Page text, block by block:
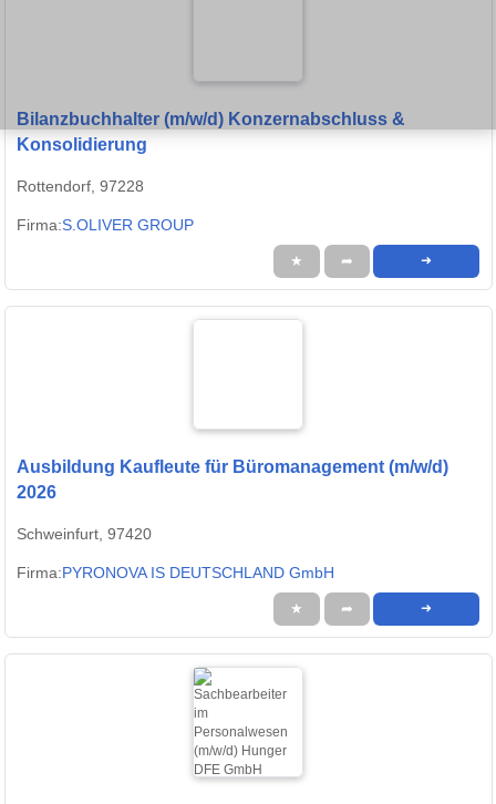
Bilanzbuchhalter (m/w/d) Konzernabschluss &
Konsolidierung
Rottendorf, 97228
Firma:S.OLIVER GROUP
★ ➦ ➜
Ausbildung Kaufleute für Büromanagement (m/w/d)
2026
Schweinfurt, 97420
Firma:PYRONOVA IS DEUTSCHLAND GmbH
★ ➦ ➜